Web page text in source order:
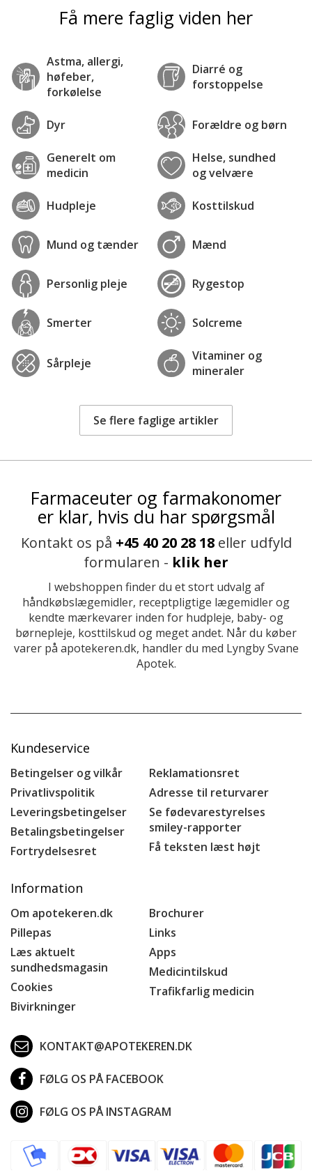
Få mere faglig viden her
Astma, allergi,
høfeber,
forkølelse
Diarré og
forstoppelse
Dyr Forældre og børn
Generelt om
medicin
Helse, sundhed
og velvære
Hudpleje Kosttilskud
Mund og tænder Mænd
Personlig pleje Rygestop
Smerter Solcreme
Sårpleje
Vitaminer og
mineraler
Se flere faglige artikler
Farmaceuter og farmakonomer
er klar, hvis du har spørgsmål
Kontakt os på +45 40 20 28 18eller udfyld
formularen - klik her
I webshoppen finder du et stort udvalg af
håndkøbslægemidler, receptpligtige lægemidler og
kendte mærkevarer inden for hudpleje, baby- og
børnepleje, kosttilskud og meget andet. Når du køber
varer på apotekeren.dk, handler du med Lyngby Svane
Apotek.
Kundeservice
Betingelser og vilkår
Privatlivspolitik
Leveringsbetingelser
Betalingsbetingelser
Fortrydelsesret
Reklamationsret
Adresse til returvarer
Se fødevarestyrelses
smiley-rapporter
Få teksten læst højt
Information
Om apotekeren.dk
Pillepas
Læs aktuelt
sundhedsmagasin
Cookies
Bivirkninger
Brochurer
Links
Apps
Medicintilskud
Trafikfarlig medicin
KONTAKT@APOTEKEREN.DK
FØLG OS PÅ FACEBOOK
FØLG OS PÅ INSTAGRAM